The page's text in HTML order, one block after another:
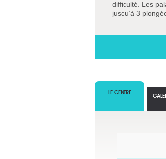
difficulté. Les
jusqu’à 3
LE CENTRE